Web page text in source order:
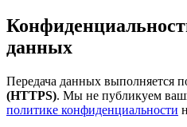
данных
Передача данных выполняется
(HTTPS). Мы не публикуем
политике конфиденциальности